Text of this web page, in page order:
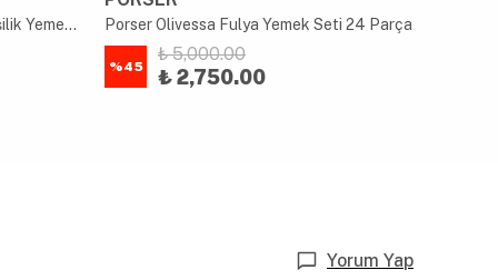
Porland Botanical 27 Parça 6 Kişilik Yemek Takımı Porser Olivessa Fulya Yemek Seti 24 Parça
%45
₺ 5,000.00
₺ 2,750.00
Yorum Yap